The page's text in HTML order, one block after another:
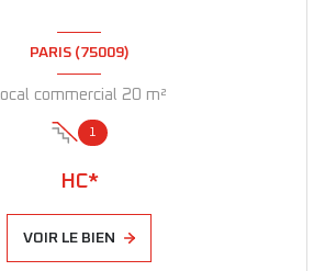
PARIS (75009)
Local commercial 20 m²
1
HC*
VOIR LE BIEN